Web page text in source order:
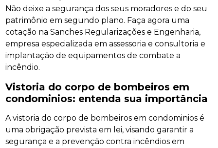
Não deixe a segurança dos seus moradores e do seu
patrimônio em segundo plano. Faça agora uma
cotação na Sanches Regularizações e Engenharia,
empresa especializada em assessoria e consultoria e
implantação de equipamentos de combate a
incêndio.
Vistoria do corpo de bombeiros em
condominios: entenda sua importância
A vistoria do corpo de bombeiros em condominios é
uma obrigação prevista em lei, visando garantir a
segurança e a prevenção contra incêndios em